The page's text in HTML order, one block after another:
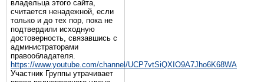
владельца этого сайта,
считается ненадежной, если
только и до тех пор, пока не
подтвердили исходную
достоверность, связавшись с
администраторами
правообладателя.
https://www.youtube.com/channel/UCP7vtSiQXIO9A7Jho6K68WA
Участник Группы утрачивает